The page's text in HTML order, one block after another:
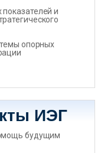
и
опорных
ИЭГ
будущим